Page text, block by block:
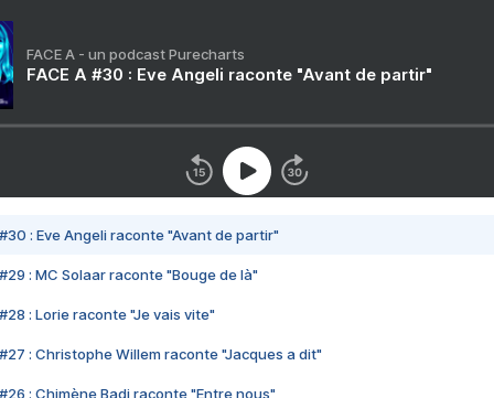
FACE A - un podcast Purecharts
FACE A #30 : Eve Angeli raconte "Avant de partir"
#30 : Eve Angeli raconte "Avant de partir"
#29 : MC Solaar raconte "Bouge de là"
#28 : Lorie raconte "Je vais vite"
#27 : Christophe Willem raconte "Jacques a dit"
#26 : Chimène Badi raconte "Entre nous"